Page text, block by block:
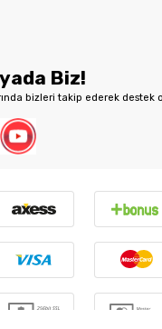
Biz!
bizleri takip ederek destek